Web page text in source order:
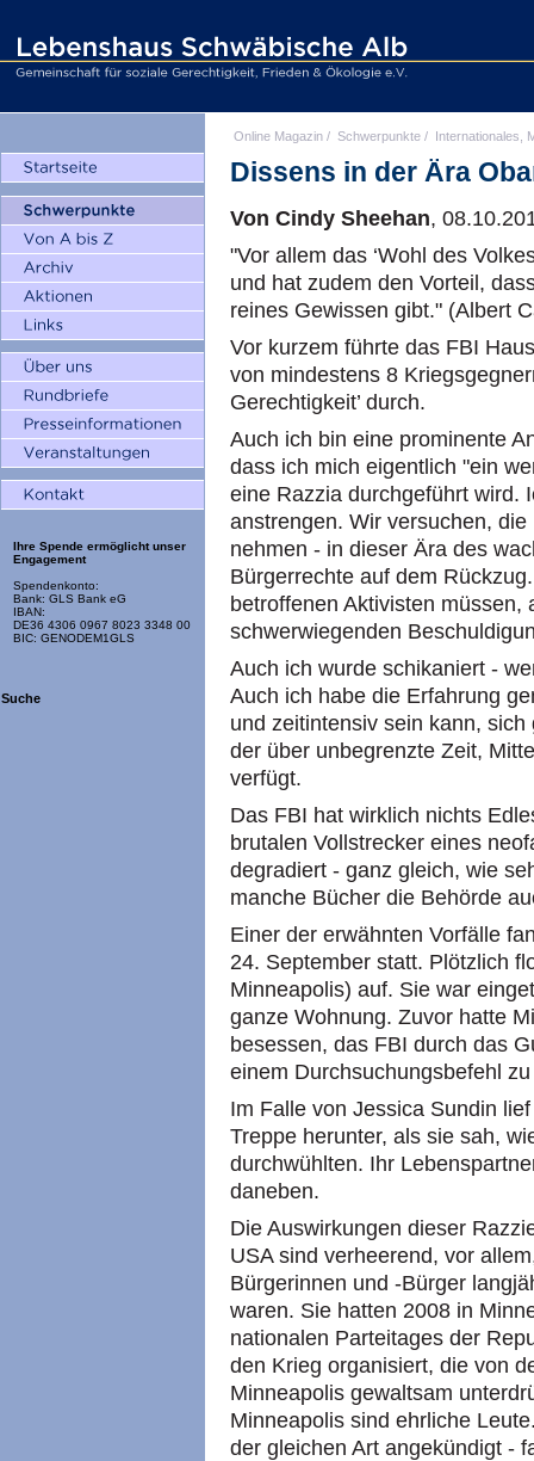
Ihre Spende ermöglicht unser
Engagement
Spendenkonto:
Bank: GLS Bank eG
IBAN:
DE36 4306 0967 8023 3348 00
BIC: GENODEM1GLS
Suche
Online Magazin / Schwerpunkte / Internationales,
Dissens in der Ära
Von Cindy Sheehan,
"Vor allem das ‘Wohl des
und hat zudem den Vorteil,
reines Gewissen gibt." (Albert
Vor kurzem führte das FBI
von mindestens 8
Gerechtigkeit’ durch.
Auch ich bin eine prominente
dass ich mich eigentlich "ein
eine Razzia durchgeführt wird.
anstrengen. Wir versuchen,
nehmen - in dieser Ära des
Bürgerrechte auf dem
betroffenen Aktivisten müssen,
schwerwiegenden
Auch ich wurde schikaniert -
Auch ich habe die Erfahrung
und zeitintensiv sein kann,
der über unbegrenzte Zeit,
verfügt.
Das FBI hat wirklich nichts
brutalen Vollstrecker eines
degradiert - ganz gleich, wie
manche Bücher die Behörde
Einer der erwähnten Vorfälle
24. September statt. Plötzlich
Minneapolis) auf. Sie war
ganze Wohnung. Zuvor hatte
besessen, das FBI durch das
einem Durchsuchungsbefehl
Im Falle von Jessica Sundin
Treppe herunter, als sie sah,
durchwühlten. Ihr
daneben.
Die Auswirkungen dieser
USA sind verheerend, vor
Bürgerinnen und -Bürger
waren. Sie hatten 2008 in
nationalen Parteitages der
den Krieg organisiert, die von
Minneapolis gewaltsam
Minneapolis sind ehrliche
der gleichen Art angekündigt -